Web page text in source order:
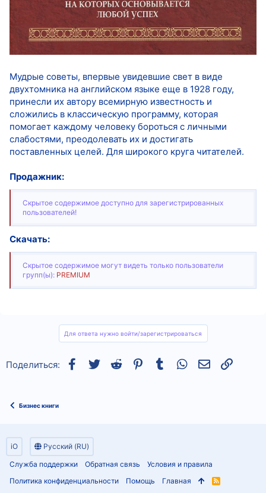
Мудрые советы, впервые увидевшие свет в виде
двухтомника на английском языке еще в 1928 году,
принесли их автору всемирную известность и
сложились в классическую программу, которая
помогает каждому человеку бороться с личными
слабостями, преодолевать их и достигать
поставленных целей. Для широкого круга читателей.
Продажник:
Скрытое содержимое доступно для зарегистрированных
пользователей!
Скачать:
Скрытое содержимое могут видеть только пользователи
групп(ы): PREMIUM
Для ответа нужно войти/зарегистрироваться
Поделиться: Facebook
TwitterReddit Pinterest
Tumblr WhatsAppСсылка
Бизнес книги
iO
Русский (RU)
Служба поддержки
Обратная связь
Условия и правила
Политика конфиденциальности
Помощь Главная
R